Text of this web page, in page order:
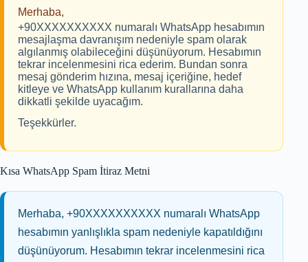
Merhaba,
+90XXXXXXXXXX numaralı WhatsApp hesabımın
mesajlaşma davranışım nedeniyle spam olarak
algılanmış olabileceğini düşünüyorum. Hesabımın
tekrar incelenmesini rica ederim. Bundan sonra
mesaj gönderim hızına, mesaj içeriğine, hedef
kitleye ve WhatsApp kullanım kurallarına daha
dikkatli şekilde uyacağım.
Teşekkürler.
Kısa WhatsApp Spam İtiraz Metni
Merhaba, +90XXXXXXXXXX numaralı WhatsApp
hesabımın yanlışlıkla spam nedeniyle kapatıldığını
düşünüyorum. Hesabımın tekrar incelenmesini rica